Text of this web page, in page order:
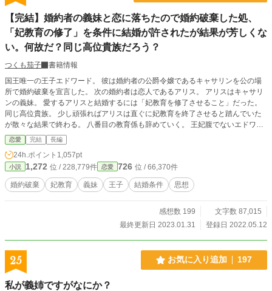
【完結】婚約者の義妹と恋に落ちたので婚約破棄した処、
「妃教育の修了」を条件に結婚が許されたが結果が芳しくな
い。何故だ？同じ高位貴族だろう？
つくも茄子
書籍情報
国王唯一の王子エドワード。 彼は婚約者の公爵令嬢であるキャサリンを公の場
所で婚約破棄を宣言した。 次の婚約者は恋人であるアリス。 アリスはキャサリ
ンの義妹。 愛するアリスと結婚するには「妃教育を修了させること」だった。
同じ高位貴族。 少し頑張ればアリスは直ぐに妃教育を終了させると踏んでいた
が散々な結果で終わる。 八番目の教育係も辞めていく。 王妃腹でないエドワー
ドは立太子が遠のく事に困ってしまう。 だが、エドワードは知らなかった事が
ある。 彼が事実を知るのは何時になるのか……それは誰も知らない。 他サイト
にも公開中。
恋愛 完結 長編
24h.ポイント 1,057pt
小説 1,272 位 / 228,779件 恋愛 726 位 / 66,370件
婚約破棄 妃教育 義妹 王子 結婚条件 思想
感想数 199
文字数 87,015
最終更新日 2023.01.31
登録日 2022.05.12
25 お気に入り追加 197
私が義姉ですがなにか？